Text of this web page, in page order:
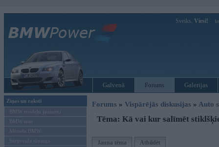
Sveiks, Viesi!
Galvenā Forums Galerijas
Ziņas un raksti
BMW modeļu jaunumi
BMW testi
Mēneša BMW
Sērijveida tūnings
Forums » Vispārējās diskusijas » Auto
Tēma: Kā vai kur salīmēt
Jauna tēma Atbildēt